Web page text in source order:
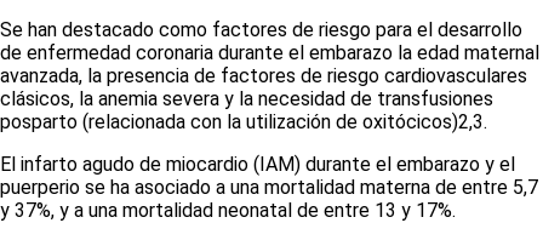
Se han destacado como factores de riesgo para el desarrollo
de enfermedad coronaria durante el embarazo la edad maternal
avanzada, la presencia de factores de riesgo cardiovasculares
clásicos, la anemia severa y la necesidad de transfusiones
posparto (relacionada con la utilización de oxitócicos)2,3.
El infarto agudo de miocardio (IAM) durante el embarazo y el
puerperio se ha asociado a una mortalidad materna de entre 5,7
y 37%, y a una mortalidad neonatal de entre 13 y 17%.